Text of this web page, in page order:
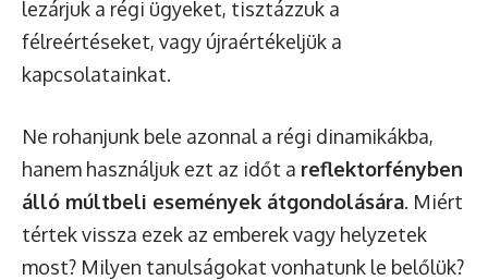
lezárjuk a régi ügyeket, tisztázzuk a
félreértéseket, vagy újraértékeljük a
kapcsolatainkat.
Ne rohanjunk bele azonnal a régi dinamikákba,
hanem használjuk ezt az időt a reflektorfényben
álló múltbeli események átgondolására. Miért
tértek vissza ezek az emberek vagy helyzetek
most? Milyen tanulságokat vonhatunk le belőlük?